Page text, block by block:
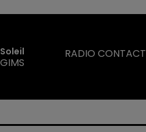
Soleil
GIMS
RADIO CONTACT